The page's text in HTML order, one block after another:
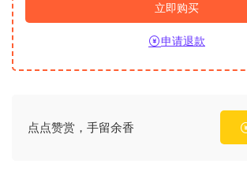
立即购买
申请退款
点点赞赏，手留余香